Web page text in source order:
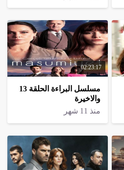
02:23:17
مسلسل البراءة الحلقة 13
والاخيرة
منذ 11 شهر